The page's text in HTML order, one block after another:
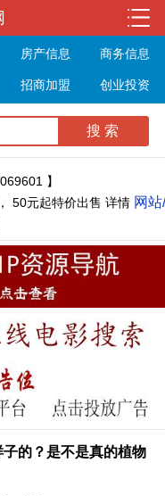
房产信息 商务信息
招商加盟 创业投资
体育健身 最新资讯
】
50元起特价出售 详情 网站/
的？是不是真的植物